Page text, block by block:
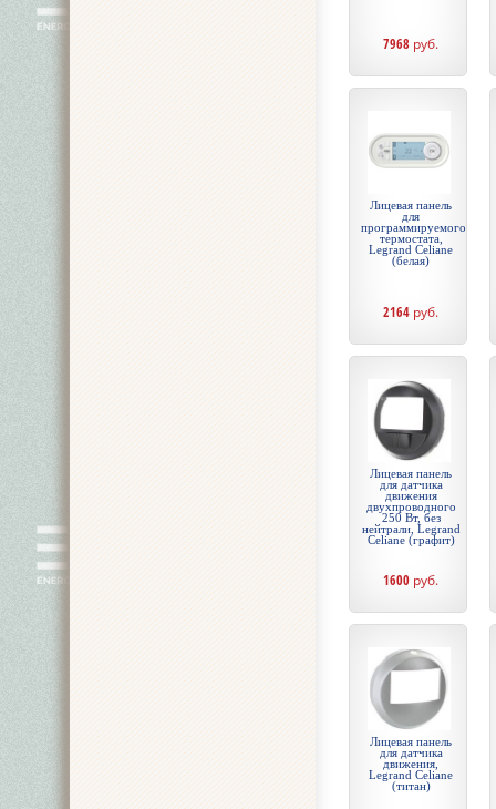
7968 руб.
Лицевая панель
для
программируемого
термостата,
Legrand Celiane
(белая)
2164 руб.
Лицевая панель
для датчика
движения
двухпроводного
250 Вт, без
нейтрали, Legrand
Celiane (графит)
1600 руб.
Лицевая панель
для датчика
движения,
Legrand Celiane
(титан)